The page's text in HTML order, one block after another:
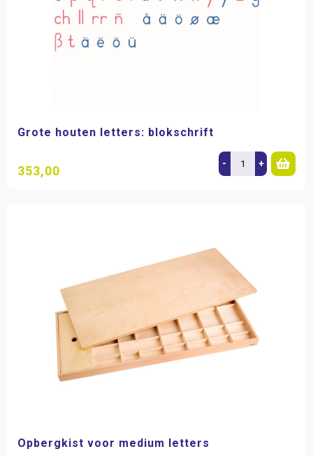
Grote houten letters: blokschrift
353,00 - +
Opbergkist voor medium letters